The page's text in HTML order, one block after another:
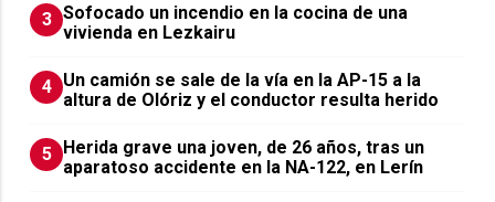
3 Sofocado un incendio en la cocina de una
vivienda en Lezkairu
4 Un camión se sale de la vía en la AP-15 a la
altura de Olóriz y el conductor resulta herido
5 Herida grave una joven, de 26 años, tras un
aparatoso accidente en la NA-122, en Lerín